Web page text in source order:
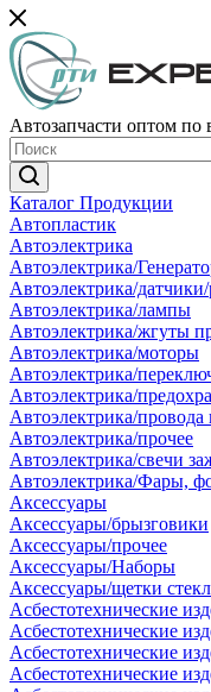
Автозапчасти оптом по
Каталог Продукции
Автопластик
Автоэлектрика
Автоэлектрика/
Автоэлектрика/датчики/
Автоэлектрика/лампы
Автоэлектрика/жгуты
Автоэлектрика/моторы
Автоэлектрика/
Автоэлектрика/
Автоэлектрика/
Автоэлектрика/прочее
Автоэлектрика/свечи
Автоэлектрика/Фары,
Аксессуары
Аксессуары/брызговики
Аксессуары/прочее
Аксессуары/Наборы
Аксессуары/щетки
Асбестотехнические
Асбестотехнические
Асбестотехнические
Асбестотехнические